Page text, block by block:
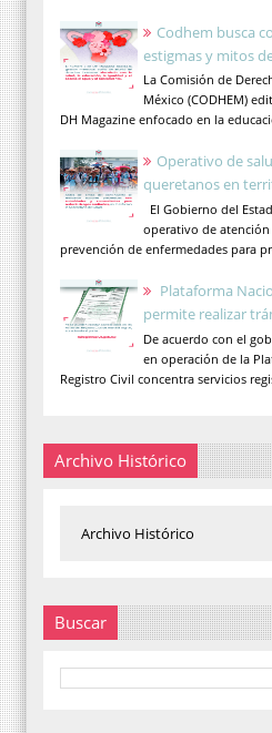
Codhem busca
estigmas y mitos
La Comisión de
México (CODHEM)
DH Magazine enfocado en la
Operativo de
queretanos en
El Gobierno del
operativo de
prevención de enfermedades para
Plataforma
permite realizar
De acuerdo con el
en operación de la
Registro Civil concentra servicios
Archivo Histórico
Buscar